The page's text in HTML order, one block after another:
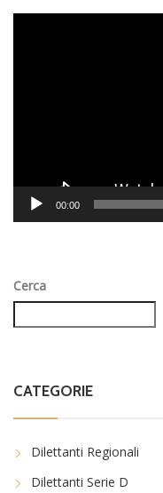
00:00
Cerca
CATEGORIE
Dilettanti Regionali
Dilettanti Serie D